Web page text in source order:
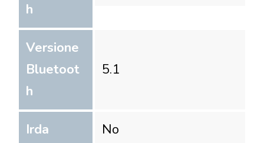
h
Versione
Bluetoot
h
5.1
Irda No